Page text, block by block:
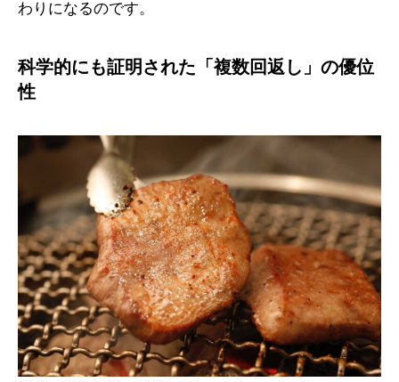
わりになるのです。
科学的にも証明された「複数回返し」の優位
性